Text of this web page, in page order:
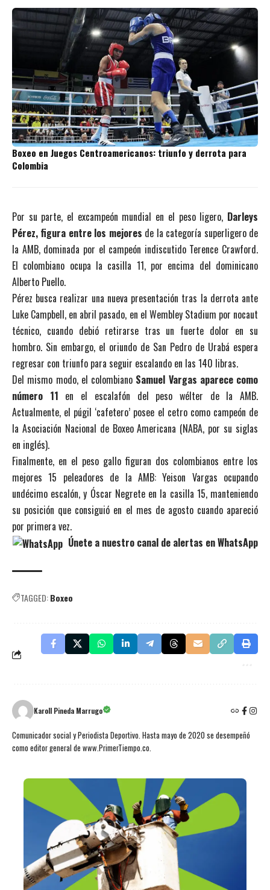
Boxeo en Juegos Centroamericanos: triunfo y derrota para
Colombia
Por su parte, el excampeón mundial en el peso ligero, Darleys
Pérez, figura entre los mejores de la categoría superligero de
la AMB, dominada por el campeón indiscutido Terence Crawford.
El colombiano ocupa la casilla 11, por encima del dominicano
Alberto Puello.
Pérez busca realizar una nueva presentación tras la derrota ante
Luke Campbell, en abril pasado, en el Wembley Stadium por nocaut
técnico, cuando debió retirarse tras un fuerte dolor en su
hombro. Sin embargo, el oriundo de San Pedro de Urabá espera
regresar con triunfo para seguir escalando en las 140 libras.
Del mismo modo, el colombiano Samuel Vargas aparece como
número 11 en el escalafón del peso wélter de la AMB.
Actualmente, el púgil ‘cafetero’ posee el cetro como campeón de
la Asociación Nacional de Boxeo Americana (NABA, por su siglas
en inglés).
Finalmente, en el peso gallo figuran dos colombianos entre los
mejores 15 peleadores de la AMB: Yeison Vargas ocupando
undécimo escalón, y Óscar Negrete en la casilla 15, manteniendo
su posición que consiguió en el mes de agosto cuando apareció
por primera vez.
Únete a nuestro canal de alertas en WhatsApp
TAGGED:Boxeo
Karoll Pineda Marrugo
Comunicador social y Periodista Deportivo. Hasta mayo de 2020 se desempeñó
como editor general de www.PrimerTiempo.co.